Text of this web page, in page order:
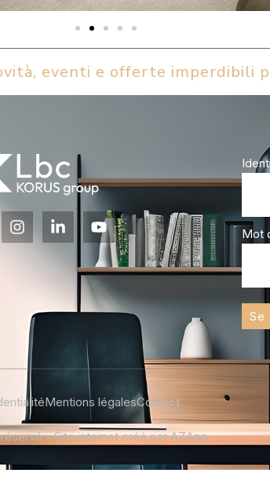
eventi e offerte imperdibili
Mot
Se
Mentions légalesContact
- Site internet créé par AZApp